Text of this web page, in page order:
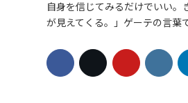
自身を信じてみるだけでいい。
が見えてくる。」ゲーテの言葉